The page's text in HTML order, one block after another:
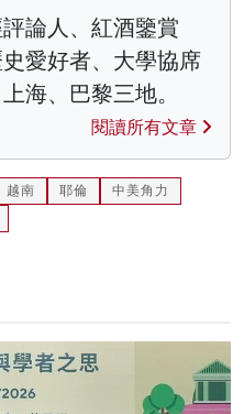
論人、紅酒鑒賞
愛好者、大學協席
海、巴黎三地。
閱讀所有文章
越南 耶倫
中美角力